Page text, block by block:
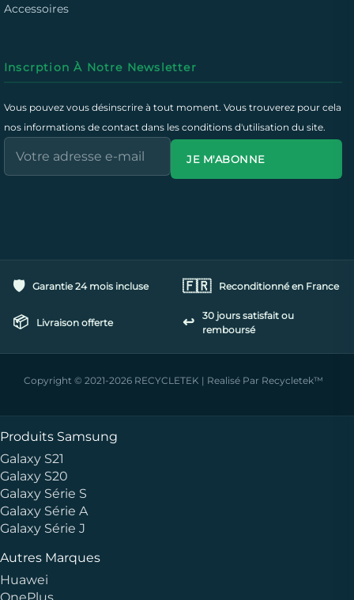
Accessoires
Inscrption À Notre Newsletter
Vous pouvez vous désinscrire à tout moment. Vous trouverez pour cela
nos informations de contact dans les conditions d'utilisation du site.
JE M'ABONNE
🛡️ Garantie 24 mois incluse 🇫🇷 Reconditionné en France
📦 Livraison offerte ↩️
30 jours satisfait ou
remboursé
Copyright © 2021-2026 RECYCLETEK | Realisé Par Recycletek™
Autres Marques
Huawei
Produits Samsung
Galaxy S21
Galaxy S20
Galaxy Série S
Galaxy Série A
Galaxy Série J